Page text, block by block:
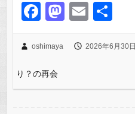
F
c
e
b
M
st
d
E
ail
oshimaya 2026年6月30日
り？の再会